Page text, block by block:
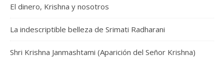
El dinero, Krishna y nosotros
La indescriptible belleza de Srimati Radharani
Shri Krishna Janmashtami (Aparición del Señor Krishna)